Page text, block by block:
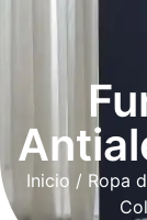
Inicio / Ropa